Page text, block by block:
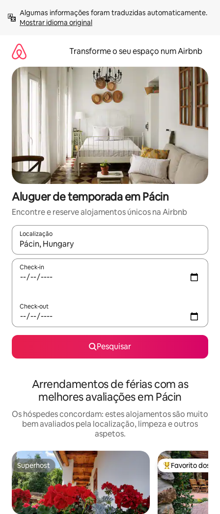
para
Mostrar idioma original
Transforme o seu espaço num Airbnb
Aluguer de temporada em Pácin
Encontre e reserve alojamentos únicos na Airbnb
Localização
Quando os resultados estiverem disponíveis, navegue com
Check-in
Check-out
Pesquisar
Arrendamentos de férias com as
melhores avaliações em Pácin
Os hóspedes concordam: estes alojamentos são muito
bem avaliados pela localização, limpeza e outros
aspetos.
Superhost
Superhost Favoritos dos
Favorito dos